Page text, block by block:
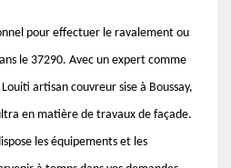
pour effectuer le ravalement ou
le 37290. Avec un expert comme
artisan couvreur sise à Boussay,
en matière de travaux de façade.
les équipements et les